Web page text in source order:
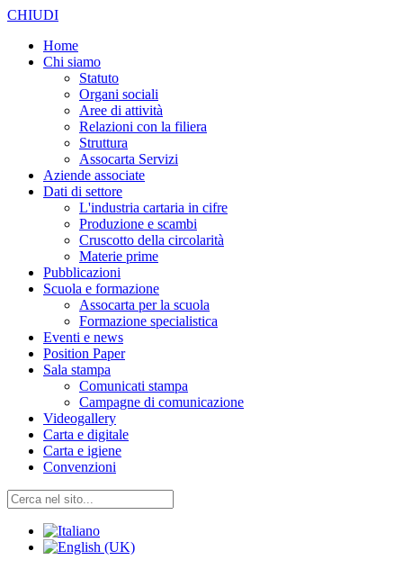
CHIUDI
Home
Chi siamo
Statuto
Organi sociali
Aree di attività
Relazioni con la filiera
Struttura
Assocarta Servizi
Aziende associate
Dati di settore
L'industria cartaria in cifre
Produzione e scambi
Cruscotto della circolarità
Materie prime
Pubblicazioni
Scuola e formazione
Assocarta per la scuola
Formazione specialistica
Eventi e news
Position Paper
Sala stampa
Comunicati stampa
Campagne di comunicazione
Videogallery
Carta e digitale
Carta e igiene
Convenzioni